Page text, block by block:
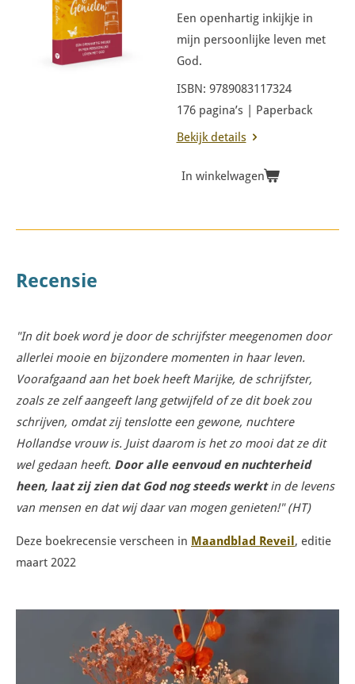
Een openhartig inkijkje in
mijn persoonlijke leven met
God.
ISBN: 9789083117324
176 pagina’s | Paperback
Bekijk details
In winkelwagen
Recensie
"In dit boek word je door de schrijfster meegenomen door
allerlei mooie en bijzondere momenten in haar leven.
Voorafgaand aan het boek heeft Marijke, de schrijfster,
zoals ze zelf aangeeft lang getwijfeld of ze dit boek zou
schrijven, omdat zij tenslotte een gewone, nuchtere
Hollandse vrouw is. Juist daarom is het zo mooi dat ze dit
wel gedaan heeft. Door alle eenvoud en nuchterheid
heen, laat zij zien dat God nog steeds werktin de levens
van mensen en dat wij daar van mogen genieten!" (HT)
Deze boekrecensie verscheen in Maandblad Reveil , editie
maart 2022